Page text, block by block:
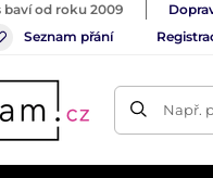
od roku 2009
Seznam přání
Např.